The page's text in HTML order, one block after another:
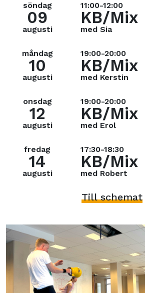
söndag
09
augusti
11:00-12:00
KB/Mix
med Sia
måndag
10
augusti
19:00-20:00
KB/Mix
med Kerstin
onsdag
12
augusti
19:00-20:00
KB/Mix
med Erol
fredag
14
augusti
17:30-18:30
KB/Mix
med Robert
Till schemat